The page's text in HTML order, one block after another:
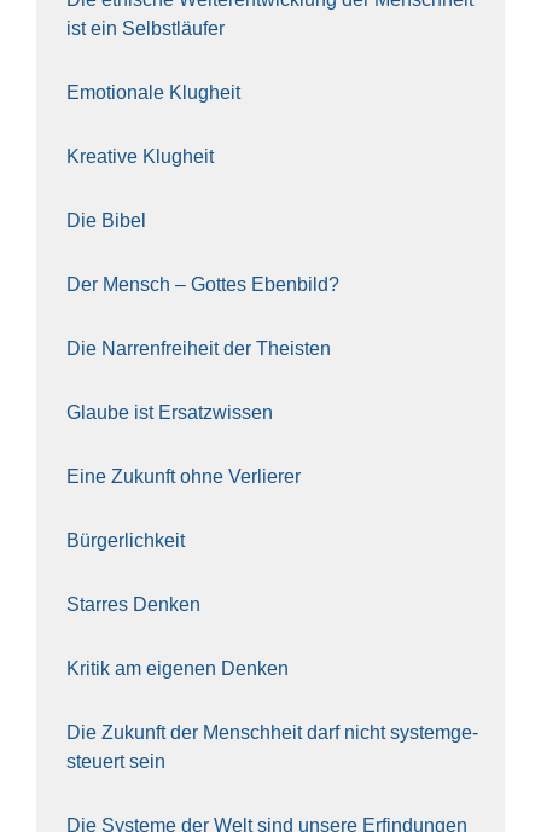
ist ein Selbst­läu­fer
Emo­tio­na­le Klug­heit
Krea­ti­ve Klug­heit
Die Bibel
Der Mensch – Got­tes Eben­bild?
Die Nar­ren­frei­heit der The­is­ten
Glau­be ist Ersatz­wis­sen
Eine Zukunft ohne Ver­lie­rer
Bür­ger­lich­keit
Star­res Den­ken
Kri­tik am eige­nen Den­ken
Die Zukunft der Mensch­heit darf nicht sys­tem­ge­
steu­ert sein
Die Sys­te­me der Welt sind unse­re Erfin­dun­gen